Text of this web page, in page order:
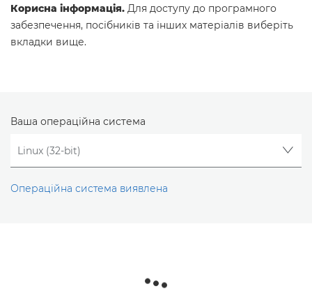
Корисна інформація. Для доступу до програмного
забезпечення, посібників та інших матеріалів виберіть
вкладки вище.
Ваша операційна система
Операційна система виявлена